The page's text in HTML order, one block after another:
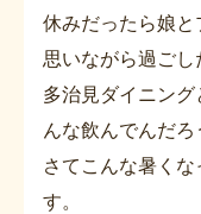
休みだったら娘
思いながら過ごし
多治見ダイニン
んな飲んでんだろ
さてこんな暑く
す。